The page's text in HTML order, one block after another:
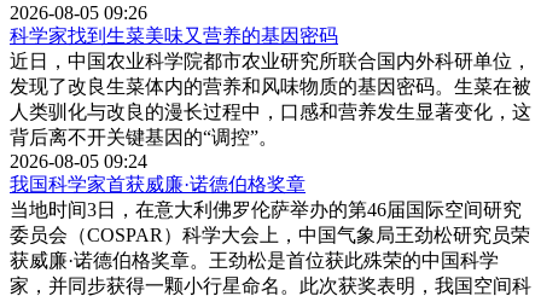
2026-08-05 09:26
科学家找到生菜美味又营养的基因密码
近日，中国农业科学院都市农业研究所联合国内外科研单位，
发现了改良生菜体内的营养和风味物质的基因密码。生菜在被
人类驯化与改良的漫长过程中，口感和营养发生显著变化，这
背后离不开关键基因的“调控”。
2026-08-05 09:24
我国科学家首获威廉·诺德伯格奖章
当地时间3日，在意大利佛罗伦萨举办的第46届国际空间研究
委员会（COSPAR）科学大会上，中国气象局王劲松研究员荣
获威廉·诺德伯格奖章。王劲松是首位获此殊荣的中国科学
家，并同步获得一颗小行星命名。此次获奖表明，我国空间科